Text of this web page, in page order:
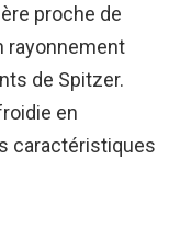
proche de
rayonnement
de Spitzer.
en
caractéristiques